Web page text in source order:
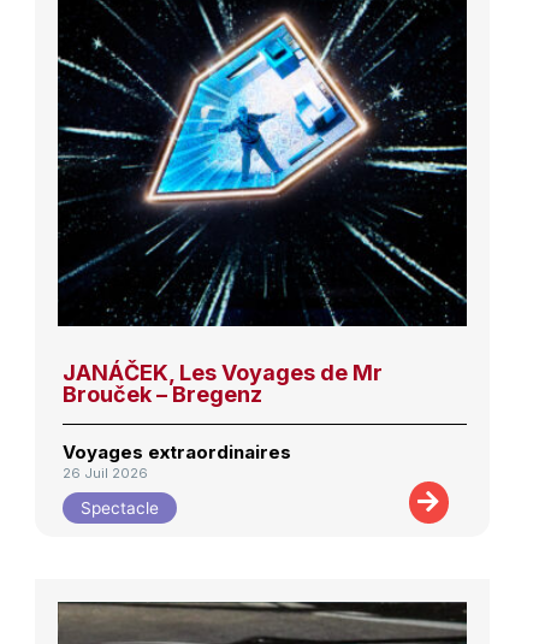
JANÁČEK, Les Voyages de Mr
Brouček – Bregenz
Voyages extraordinaires
26 Juil 2026
Spectacle